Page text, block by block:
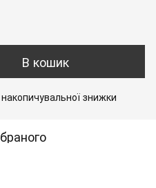
В кошик
знижки